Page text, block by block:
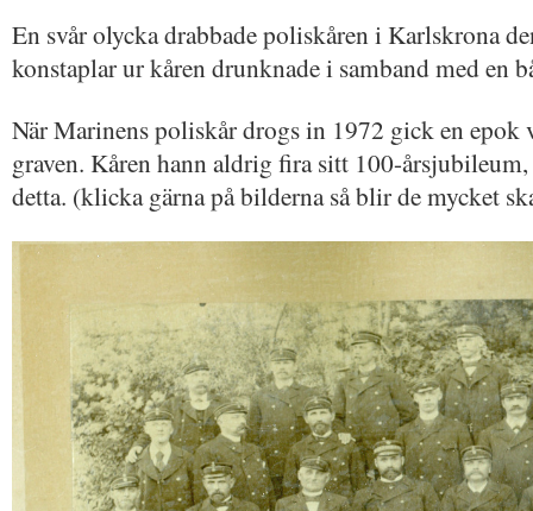
En svår olycka drabbade poliskåren i Karlskrona
konstaplar ur kåren drunknade i samband med en
När Marinens poliskår drogs in 1972 gick en
graven. Kåren hann aldrig fira sitt 100-
detta. (klicka gärna på bilderna så blir de mycket